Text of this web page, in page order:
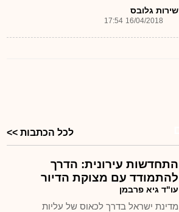
שירות גלובס
16/04/2018
17:54
לכל הכתבות >>
התחדשות עירונית: הדרך
להתמודד עם מצוקת הדיור
עו"ד גיא פרבמן
מדינת ישראל בדרך לכאוס של עליות